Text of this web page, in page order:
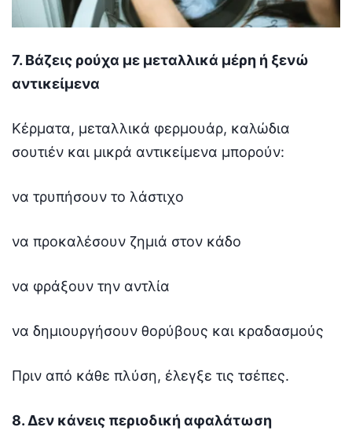
7. Βάζεις ρούχα με μεταλλικά μέρη ή ξενώ
αντικείμενα
Κέρματα, μεταλλικά φερμουάρ, καλώδια
σουτιέν και μικρά αντικείμενα μπορούν:
να τρυπήσουν το λάστιχο
να προκαλέσουν ζημιά στον κάδο
να φράξουν την αντλία
να δημιουργήσουν θορύβους και κραδασμούς
Πριν από κάθε πλύση, έλεγξε τις τσέπες.
8. Δεν κάνεις περιοδική αφαλάτωση